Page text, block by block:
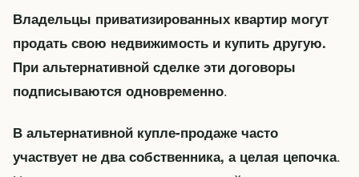
Владельцы приватизированных квартир могут
продать свою недвижимость и купить другую.
При альтернативной сделке эти договоры
подписываются одновременно.
В альтернативной купле-продаже часто
участвует не два собственника, а целая цепочка.